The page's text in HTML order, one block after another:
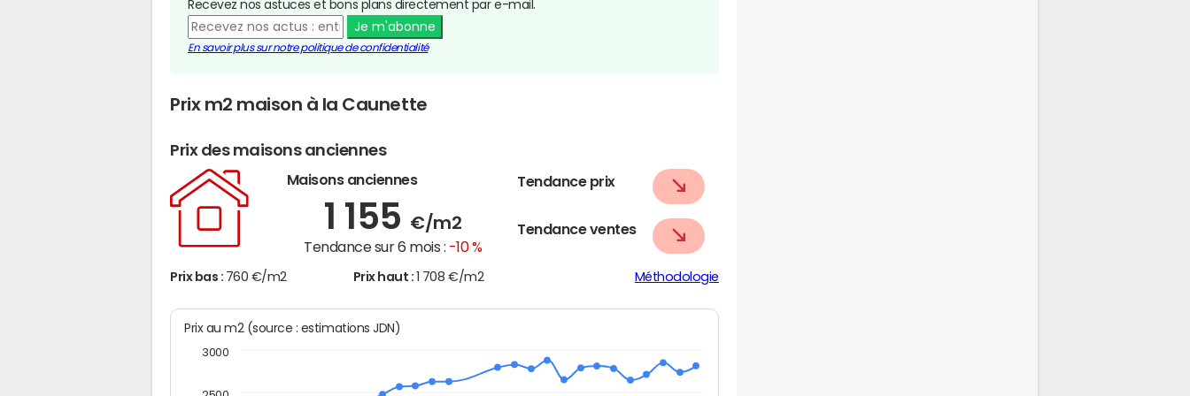
Recevez nos astuces et bons plans directement par e-mail.
Je m'abonne
En savoir plus sur notre politique de confidentialité
Prix m2 maison à la Caunette
Prix des maisons anciennes
Maisons anciennes
1 155 €/m2
Tendance sur 6 mois : -10 %
Tendance prix
Tendance ventes
Prix bas : 760 €/m2 Prix haut : 1 708 €/m2 Méthodologie
Prix au m2 (source : estimations JDN)
3000